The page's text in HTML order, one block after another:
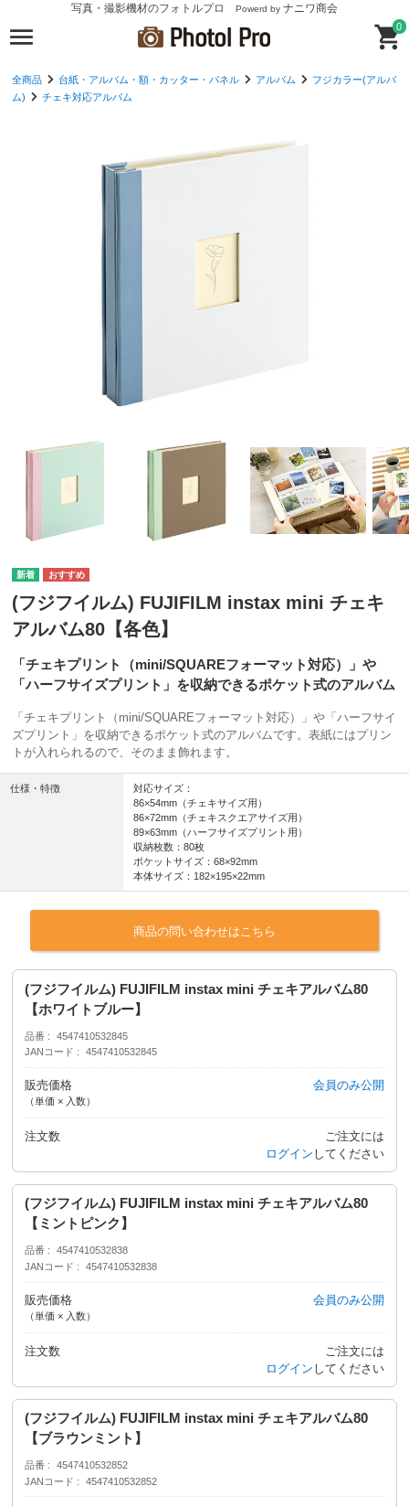
写真・撮影機材のフォトルプロ Powerd by ナニワ商会
0
全商品 台紙・アルバム・額・カッター・パネル アルバム
フジカラー(アルバ
ム)
チェキ対応アルバム
(フジフイルム) FUJIFILM instax mini チェキ
アルバム80【各色】
「チェキプリント（mini/SQUAREフォーマット対応）」や
「ハーフサイズプリント」を収納できるポケット式のアルバム
「チェキプリント（mini/SQUAREフォーマット対応）」や「ハーフサイ
ズプリント」を収納できるポケット式のアルバムです。表紙にはプリン
トが入れられるので、そのまま飾れます。
仕様・特徴
対応サイズ：
86×54mm（チェキサイズ用）
86×72mm（チェキスクエアサイズ用）
89×63mm（ハーフサイズプリント用）
収納枚数：80枚
ポケットサイズ：68×92mm
本体サイズ：182×195×22mm
商品の問い合わせはこちら
(フジフイルム) FUJIFILM instax mini チェキアルバム80
【ホワイトブルー】
品番
4547410532845
JANコード
4547410532845
販売価格
（単価 × 入数）
会員のみ公開
注文数
ご注文には
ログイン してください
(フジフイルム) FUJIFILM instax mini チェキアルバム80
【ミントピンク】
品番
4547410532838
JANコード
4547410532838
販売価格
（単価 × 入数）
会員のみ公開
注文数
ご注文には
ログイン してください
(フジフイルム) FUJIFILM instax mini チェキアルバム80
【ブラウンミント】
品番
4547410532852
JANコード
4547410532852